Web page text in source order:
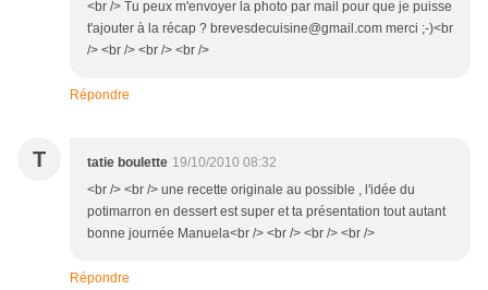
<br /> Tu peux m'envoyer la photo par mail pour que je puisse
t'ajouter à la récap ? brevesdecuisine@gmail.com merci ;-)<br
/> <br /> <br /> <br />
Répondre
T tatie boulette 19/10/2010 08:32
<br /> <br /> une recette originale au possible , l'idée du
potimarron en dessert est super et ta présentation tout autant
bonne journée Manuela<br /> <br /> <br /> <br />
Répondre